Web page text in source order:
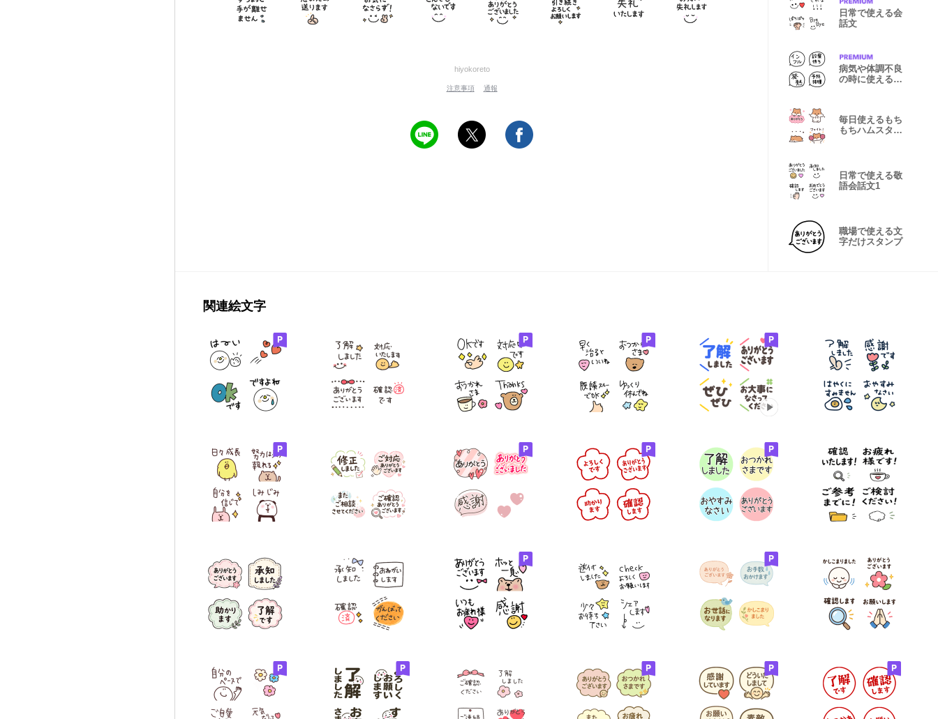
hiyokoreto
注意事項 通報
日常で使える会
話文
病気や体調不良
の時に使える絵
毎日使えるもち
もちハムスター
日常で使える敬
語会話文1
職場で使える文
字だけスタンプ
関連絵文字